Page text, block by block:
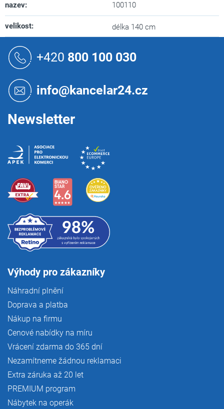
nazev: 100110
velikost: délka 140 cm
+420 800 100 030
info@kancelar24.cz
Newsletter
Výhody pro zákazníky
Náhradní plnění
Doprava a platba
Nákup na firmu
Cenové nabídky na míru
Vrácení zdarma do 365 dní
Nezamítneme žádnou reklamaci
Extra záruka až 20 let
PREMIUM program
Nábytek na operák